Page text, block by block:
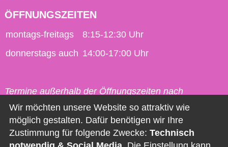
ÖFFNUNGSZEITEN
montags-freitags
8:15-12:30 Uhr
donnerstags auch 14:00-17:00 Uhr
Termine außerhalb der Öffnungszeiten nach
vorheriger Vereinbarung möglich.
Kontakt
Wir möchten unsere Website so attraktiv wie
möglich gestalten. Dafür benötigen wir Ihre
Zustimmung für folgende Zwecke: Technisch